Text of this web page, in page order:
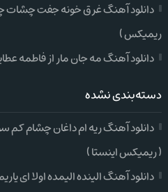
دانلود آهنگ غرق خونه جفت چشات
ریمیکس )
دانلود آهنگ مه جان مار از فاطمه
دسته‌بندی نشده
دانلود آهنگ ریه ام داغان چشام
( ریمیکس اینستا )
دانلود آهنگ الینده الیمده اولا ای